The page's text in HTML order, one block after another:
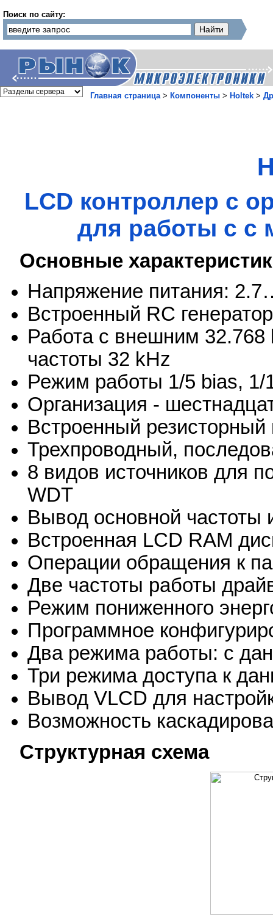
Поиск по сайту:
Главная страница> Компоненты > Holtek >
LCD контроллер с
для работы с с
Основные
Напряжение питания:
Встроенный RC генератор
Работа с внешним 32.768
частоты 32 kHz
Режим работы 1/5 bias, 1/
Организация -
Встроенный резисторный
Трехпроводный,
8 видов источников для
WDT
Вывод основной частоты
Встроенная LCD RAM
Операции обращения к
Две частоты работы
Режим пониженного
Программное
Два режима работы: c
Три режима доступа к
Вывод VLCD для
Возможность
Структурная схема